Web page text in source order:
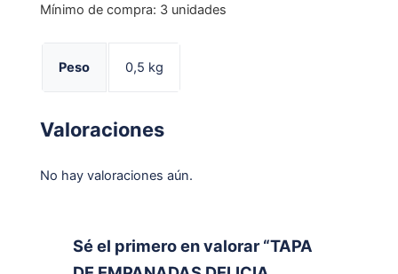
Mínimo de compra: 3 unidades
Peso 0,5 kg
Valoraciones
No hay valoraciones aún.
Sé el primero en valorar “TAPA